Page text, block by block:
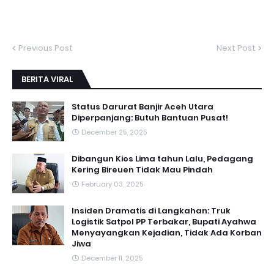
Previous Post Next Post
BERITA VIRAL
Status Darurat Banjir Aceh Utara
Diperpanjang: Butuh Bantuan Pusat!
December 25, 2025
Dibangun Kios Lima tahun Lalu, Pedagang
Kering Bireuen Tidak Mau Pindah
February 03, 2025
Insiden Dramatis di Langkahan: Truk
Logistik Satpol PP Terbakar, Bupati Ayahwa
Menyayangkan Kejadian, Tidak Ada Korban
Jiwa
December 11, 2025